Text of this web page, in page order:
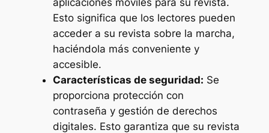
Esto significa que los lectores pueden
acceder a su revista sobre la marcha,
haciéndola más conveniente y
accesible.
Características de seguridad: Se
proporciona protección con
contraseña y gestión de derechos
digitales. Esto garantiza que su revista